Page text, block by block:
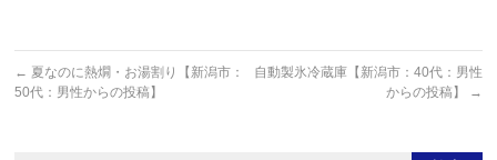
← 夏なのに熱燗・お湯割り【新潟市：
50代：男性からの投稿】
自動製氷冷蔵庫【新潟市：40代：男性
からの投稿】
→